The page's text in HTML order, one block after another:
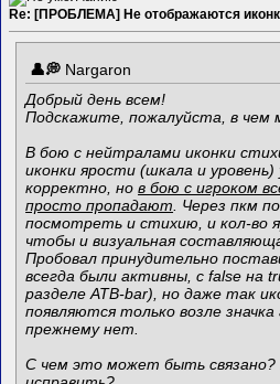
Re: [ПРОБЛЕМА] Не отображаются
Nargaron
Добрый день всем!
Подскажите, пожалуйста, в
В бою с нейтралами иконки
иконки ярости (шкала и
корректно, нов бою с игроком
просто пропадают . Через пкм
посмотреть и стихию, и кол-во
чтобы и визуальная
Пробовал принудительно
всегда были активны, с false на
разделе ATB-bar), но даже так
появляются только возле
прежнему нет.
С чем это может быть связано?